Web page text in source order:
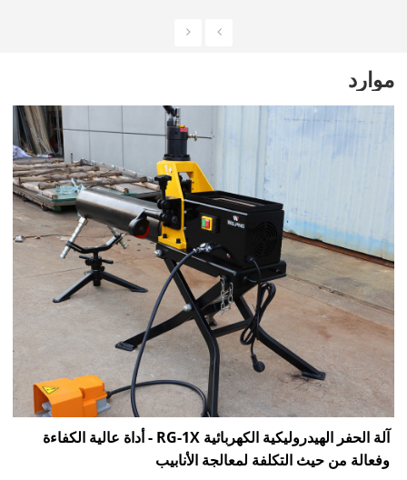
موارد
آلة الحفر الهيدروليكية الكهربائية RG-1X - أداة عالية الكفاءة
وفعالة من حيث التكلفة لمعالجة الأنابيب